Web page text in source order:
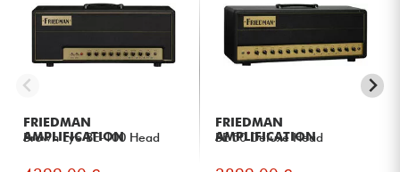
FRIEDMAN
AMPLIFICATION
Brown Eye BE-100 Head
FRIEDMAN
AMPLIFICATION
BE 50 Deluxe Head